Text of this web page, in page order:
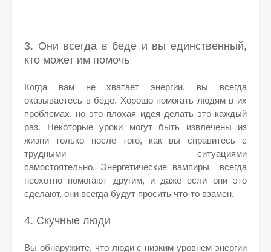
3. Они всегда в беде и вы единственный,
кто может им помочь
Когда вам не хватает энергии, вы всегда
оказываетесь в беде. Хорошо помогать людям в их
проблемах, но это плохая идея делать это каждый
раз. Некоторые уроки могут быть извлечены из
жизни только после того, как вы справитесь с
трудными ситуациями
самостоятельно. Энергетические вампиры всегда
неохотно помогают другим, и даже если они это
сделают, они всегда будут просить что-то взамен.
4. Скучные люди
Вы обнаружите, что люди с низким уровнем энергии